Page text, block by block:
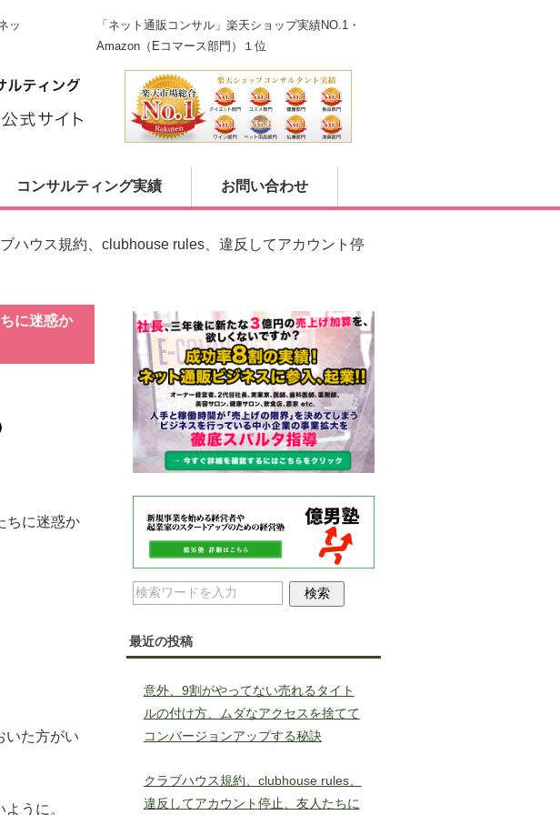
ッ
「ネット通販コンサル」楽天ショップ実績NO.1・
Amazon（Eコマース部門）１位
コンサルティング実績 お問い合わせ
ハウス規約、clubhouse rules、違反してアカウント停
に迷惑か
ちに迷惑か
いた方がい
うに。
最近の投稿
意外、9割がやってない売れるタイト
ルの付け方、ムダなアクセスを捨てて
コンバージョンアップする秘訣
クラブハウス規約、clubhouse rules、
違反してアカウント停止、友人たちに